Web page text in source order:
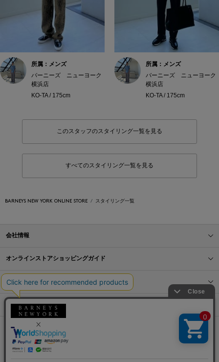
所属：メンズ
バーニーズ ニューヨーク
横浜店
KO-TA / 175cm
所属：メンズ
バーニーズ ニューヨーク
横浜店
KO-TA / 175cm
このスタッフのスタイリング一覧を見る
すべてのスタイリング一覧を見る
BARNEYS NEW YORK ONLINE STORE スタイリング一覧
会社情報
オンラインストアショッピングガイド
店舗情報
サービス